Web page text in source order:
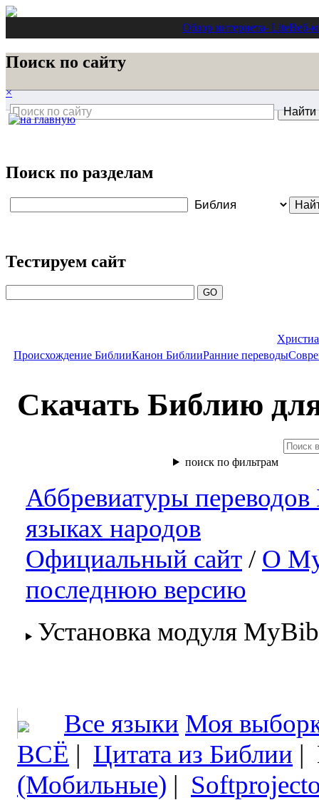
Обзор интернета- LiteВеб-
Поиск по сайту
×
Поиск по разделам
Тестируем сайт
Происхождение БиблииКанон БиблииРанние переводы
Скачать Библию
поиск по фильтрам
Аббревиатуры
языках народов
Официальный сайт / О
последнюю версию
Установка модуля
Все языки Моя
ВСЁ | Цитата из Библии |
(Мобильные) |